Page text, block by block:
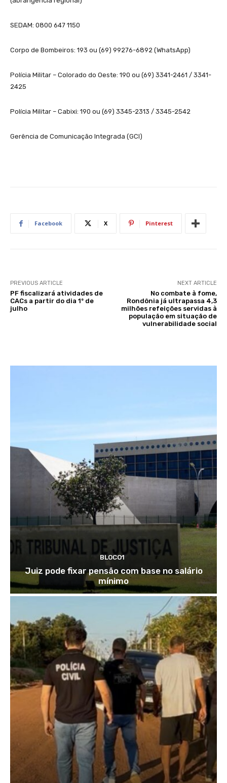
SEDAM: 0800 647 1150
Corpo de Bombeiros: 193 ou (69) 99276-6892 (WhatsApp)
Polícia Militar – Colorado do Oeste: 190 ou (69) 3341-2461 / 3341-
2425
Polícia Militar – Cabixi: 190 ou (69) 3345-2313 / 3345-2542
Gerência de Comunicação Integrada (GCI)
Facebook X Pinterest
PREVIOUS ARTICLE
PF fiscalizará atividades de
CACs a partir do dia 1º de
julho
NEXT ARTICLE
No combate à fome,
Rondônia já ultrapassa 4,3
milhões refeições servidas à
população em situação de
vulnerabilidade social
BLOCO1
Juiz pode fixar pensão com base no salário
mínimo